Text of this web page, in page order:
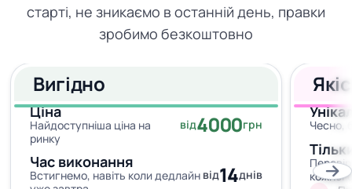
старті, не зникаємо в останній день, правки
зробимо безкоштовно
Вигідно
Ціна
Найдоступніша ціна на
ринку
від4000грн
Час виконання
Встигнемо, навіть коли дедлайн від14днів
Чесно,